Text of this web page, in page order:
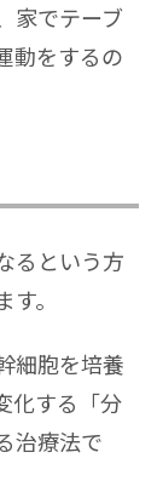
家でテーブ
動をするの
るという方
。
細胞を培養
化する「分
治療法で